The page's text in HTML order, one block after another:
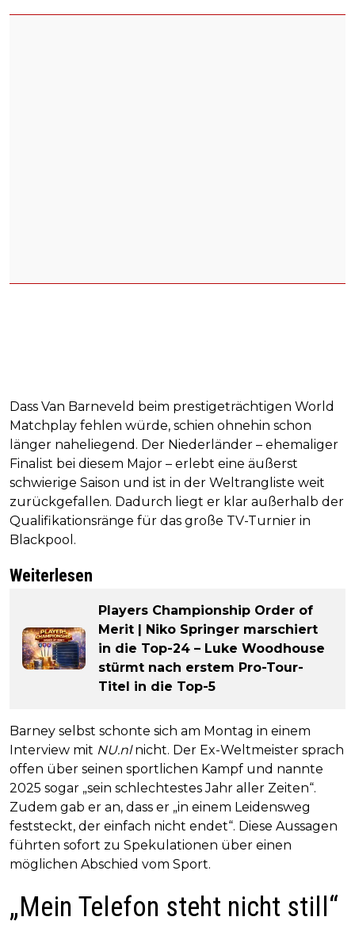
Dass Van Barneveld beim prestigeträchtigen World
Matchplay fehlen würde, schien ohnehin schon
länger naheliegend. Der Niederländer – ehemaliger
Finalist bei diesem Major – erlebt eine äußerst
schwierige Saison und ist in der Weltrangliste weit
zurückgefallen. Dadurch liegt er klar außerhalb der
Qualifikationsränge für das große TV-Turnier in
Blackpool.
Weiterlesen
Players Championship Order of
Merit | Niko Springer marschiert
in die Top-24 – Luke Woodhouse
stürmt nach erstem Pro-Tour-
Titel in die Top-5
Barney selbst schonte sich am Montag in einem
Interview mit NU.nlnicht. Der Ex-Weltmeister sprach
offen über seinen sportlichen Kampf und nannte
2025 sogar „sein schlechtestes Jahr aller Zeiten“.
Zudem gab er an, dass er „in einem Leidensweg
feststeckt, der einfach nicht endet“. Diese Aussagen
führten sofort zu Spekulationen über einen
möglichen Abschied vom Sport.
„Mein Telefon steht nicht still“